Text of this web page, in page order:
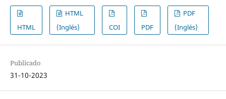
HTML
HTML
(Inglés)
COI PDF
PDF
(Inglés)
Publicado
31-10-2023